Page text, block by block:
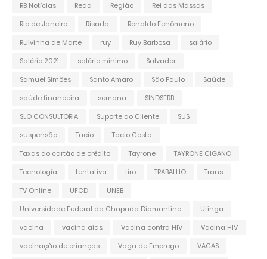
RB Notícias
Reda Região
Rei das Massas
Rio de Janeiro
Risada
Ronaldo Fenômeno
Ruivinha de Marte
ruy Ruy Barbosa
salário
Salário 2021
salário minimo
Salvador
Samuel Simões
Santo Amaro São Paulo
Saúde
saúde financeira
semana
SINDSERB
SLO CONSULTORIA
Suporte ao Cliente
SUS
suspensão
Tacio
Tacio Costa
Taxas do cartão de crédito
Tayrone
TAYRONE CIGANO
Tecnología
tentativa tiro TRABALHO
Trans
TV Online
UFCD
UNEB
Universidade Federal da Chapada Diamantina
Utinga
vacina
vacina aids Vacina contra HIV
Vacina HIV
vacinação de crianças
Vaga de Emprego
VAGAS